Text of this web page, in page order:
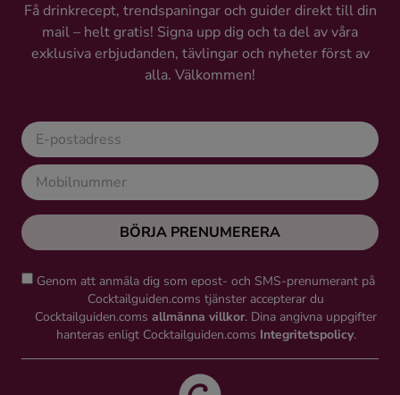
Få drinkrecept, trendspaningar och guider direkt till din
mail – helt gratis! Signa upp dig och ta del av våra
exklusiva erbjudanden, tävlingar och nyheter först av
alla. Välkommen!
BÖRJA PRENUMERERA
Genom att anmäla dig som epost- och SMS-prenumerant på
Cocktailguiden.coms tjänster accepterar du
Cocktailguiden.coms allmänna villkor. Dina angivna uppgifter
hanteras enligt Cocktailguiden.coms Integritetspolicy.